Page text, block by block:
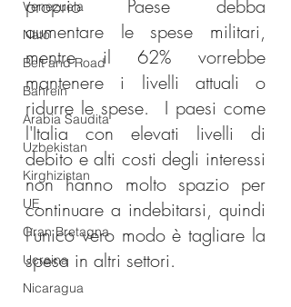
Venezuela
Nato
Belt and Road
Bahrein
Arabia Saudita
Uzbekistan
Kirghizistan
UE
Gran Bretagna
Ucraina
Nicaragua
proprio Paese debba
aumentare le spese militari,
mentre il 62% vorrebbe
mantenere i livelli attuali o
ridurre le spese.
I paesi come
l'Italia con elevati livelli di
debito e alti costi degli interessi
non hanno molto spazio per
continuare a indebitarsi, quindi
l’unico vero modo è tagliare la
spesa in altri settori.